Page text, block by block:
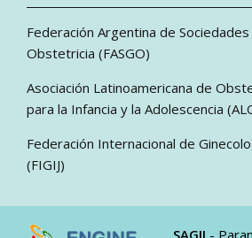
Federación Argentina de
Obstetricia (FASGO)
Asociación Latinoamericana de
para la Infancia y la Adolescencia
Federación Internacional de
(FIGIJ)